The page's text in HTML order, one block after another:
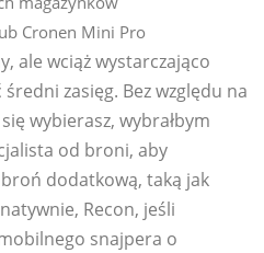
Cronen Mini Pro
ale wciąż wystarczająco
zasięg. Bez względu na
wybierasz, wybrałbym
od broni, aby
dodatkową, taką jak
Recon, jeśli
snajpera o